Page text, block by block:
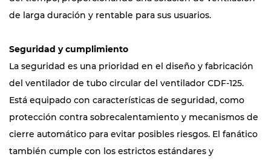
de larga duración y rentable para sus usuarios.
Seguridad y cumplimiento
La seguridad es una prioridad en el diseño y fabricación
del ventilador de tubo circular del ventilador CDF-125.
Está equipado con características de seguridad, como
protección contra sobrecalentamiento y mecanismos de
cierre automático para evitar posibles riesgos. El fanático
también cumple con los estrictos estándares y